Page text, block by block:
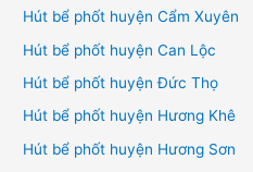
Hút bể phốt huyện Cẩm Xuyên
Hút bể phốt huyện Can Lộc
Hút bể phốt huyện Đức Thọ
Hút bể phốt huyện Hương Khê
Hút bể phốt huyện Hương Sơn